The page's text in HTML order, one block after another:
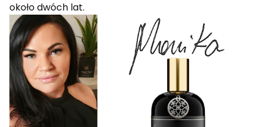
około dwóch lat.